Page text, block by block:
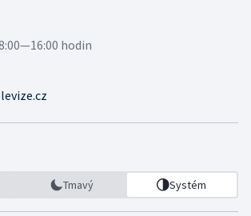
hodin
Tmavý Systém